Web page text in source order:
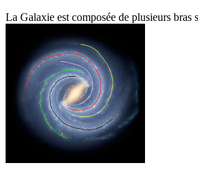
La Galaxie est composée de plusieurs bras